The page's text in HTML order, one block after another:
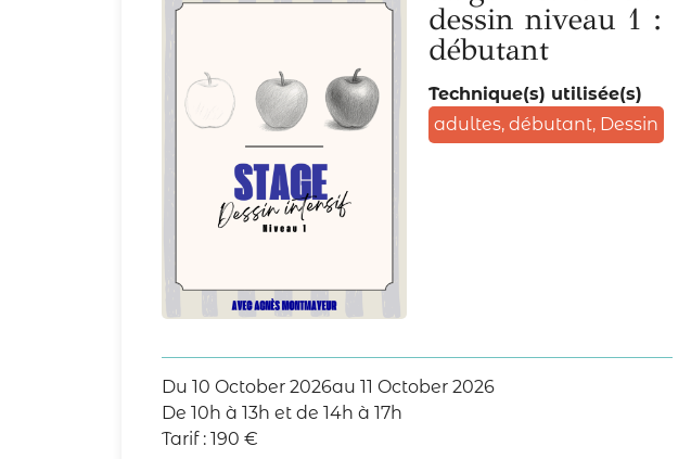
dessin niveau 1 :
débutant
Technique(s) utilisée(s)
adultes, débutant, Dessin
Du10 October 2026au11 October 2026
De 10h à 13h et de 14h à 17h
Tarif :190 €